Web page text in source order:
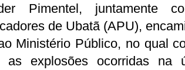
Pimentel, juntamente
de Ubatã (APU),
Ministério Público, no qual
as explosões ocorridas na